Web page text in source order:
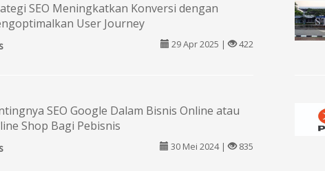
SEO Meningkatkan Konversi dengan
User Journey
29 Apr 2025 | 422
SEO Google Dalam Bisnis Online atau
Shop Bagi Pebisnis
30 Mei 2024 | 835